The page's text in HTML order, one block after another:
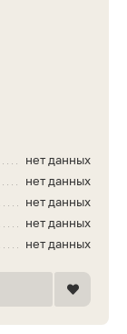
нет данных
нет данных
нет данных
нет данных
нет данных